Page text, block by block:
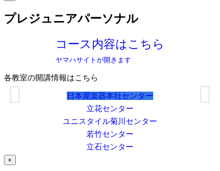
プレジュニアパーソナル
コース内容はこちら
ヤマハサイトが開きます
各教室の開講情報はこちら
日本屋楽器本社センター
立花センター
ユニスタイル菊川センター
若竹センター
立石センター
×